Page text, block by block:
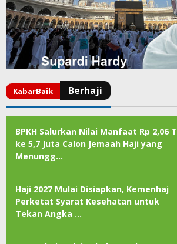
BPKH Salurkan Nilai Manfaat Rp 2,06 T
ke 5,7 Juta Calon Jemaah Haji yang
Menungg…
Haji 2027 Mulai Disiapkan, Kemenhaj
Perketat Syarat Kesehatan untuk
Tekan Angka …